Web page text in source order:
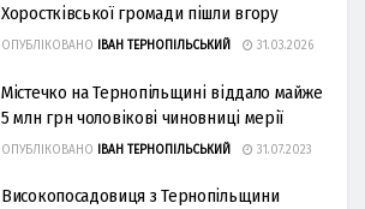
Хоростківської громади пішли вгору
ОПУБЛІКОВАНО ІВАН ТЕРНОПІЛЬСЬКИЙ 31.03.2026
Містечко на Тернопільщині віддало майже
5 млн грн чоловікові чиновниці мерії
ОПУБЛІКОВАНО ІВАН ТЕРНОПІЛЬСЬКИЙ 31.07.2023
Високопосадовиця з Тернопільщини